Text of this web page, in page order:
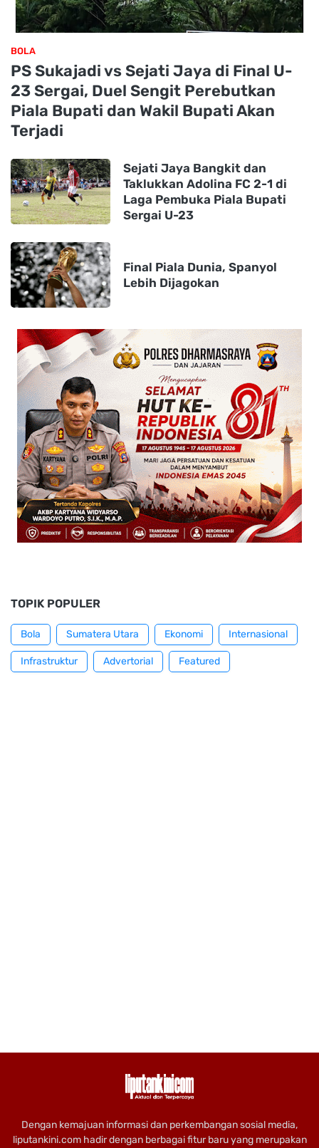
BOLA
PS Sukajadi vs Sejati Jaya di Final U-
23 Sergai, Duel Sengit Perebutkan
Piala Bupati dan Wakil Bupati Akan
Terjadi
Sejati Jaya Bangkit dan
Taklukkan Adolina FC 2-1 di
Laga Pembuka Piala Bupati
Sergai U-23
Final Piala Dunia, Spanyol
Lebih Dijagokan
TOPIK POPULER
Bola Sumatera Utara Ekonomi Internasional
Infrastruktur Advertorial Featured
Dengan kemajuan informasi dan perkembangan sosial media,
liputankini.com hadir dengan berbagai fitur baru yang merupakan